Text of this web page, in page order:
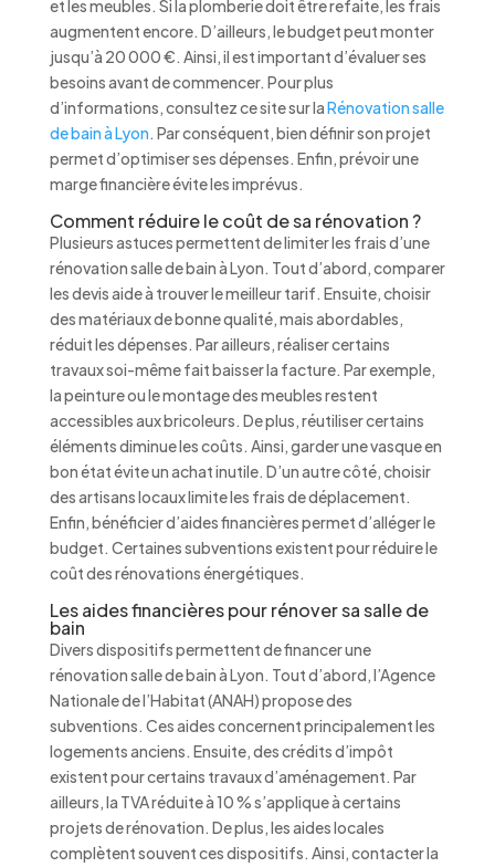
et les meubles. Si la plomberie doit être refaite, les frais
augmentent encore. D’ailleurs, le budget peut monter
jusqu’à 20 000 €. Ainsi, il est important d’évaluer ses
besoins avant de commencer. Pour plus
d’informations, consultez ce site sur laRénovation salle
de bain à Lyon. Par conséquent, bien définir son projet
permet d’optimiser ses dépenses. Enfin, prévoir une
marge financière évite les imprévus.
Comment réduire le coût de sa rénovation ?
Plusieurs astuces permettent de limiter les frais d’une
rénovation salle de bain à Lyon. Tout d’abord, comparer
les devis aide à trouver le meilleur tarif. Ensuite, choisir
des matériaux de bonne qualité, mais abordables,
réduit les dépenses. Par ailleurs, réaliser certains
travaux soi-même fait baisser la facture. Par exemple,
la peinture ou le montage des meubles restent
accessibles aux bricoleurs. De plus, réutiliser certains
éléments diminue les coûts. Ainsi, garder une vasque en
bon état évite un achat inutile. D’un autre côté, choisir
des artisans locaux limite les frais de déplacement.
Enfin, bénéficier d’aides financières permet d’alléger le
budget. Certaines subventions existent pour réduire le
coût des rénovations énergétiques.
Les aides financières pour rénover sa salle de
bain
Divers dispositifs permettent de financer une
rénovation salle de bain à Lyon. Tout d’abord, l’Agence
Nationale de l’Habitat (ANAH) propose des
subventions. Ces aides concernent principalement les
logements anciens. Ensuite, des crédits d’impôt
existent pour certains travaux d’aménagement. Par
ailleurs, la TVA réduite à 10 % s’applique à certains
projets de rénovation. De plus, les aides locales
complètent souvent ces dispositifs. Ainsi, contacter la